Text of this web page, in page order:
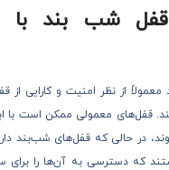
شب بند با
از نظر امنیت و کارایی از
قفل‌های معمولی ممکن است با
در حالی که قفل‌های شب‌بند
که دسترسی به آن‌ها را برای